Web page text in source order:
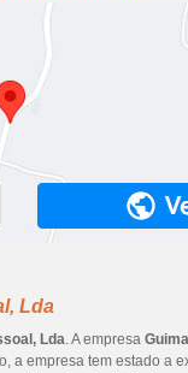
Lda
Lda. A empresa
a empresa tem estado a